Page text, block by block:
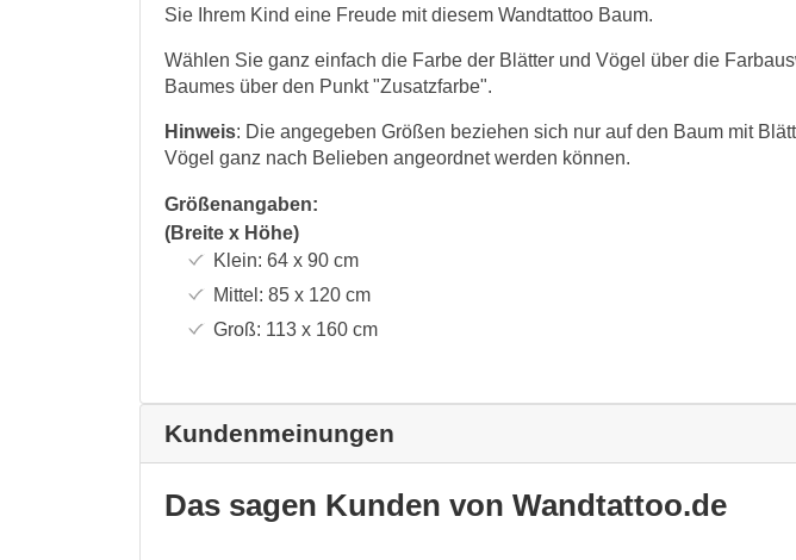
Sie Ihrem Kind eine Freude mit diesem Wandtattoo Baum.
Wählen Sie ganz einfach die Farbe der Blätter und Vögel über die
Baumes über den Punkt "Zusatzfarbe".
Hinweis: Die angegeben Größen beziehen sich nur auf den Baum mit
Vögel ganz nach Belieben angeordnet werden können.
Größenangaben:
(Breite x Höhe)
Klein: 64 x 90cm
Mittel: 85 x 120cm
Groß: 113 x 160cm
Kundenmeinungen
Das sagen Kunden von Wandtattoo.de